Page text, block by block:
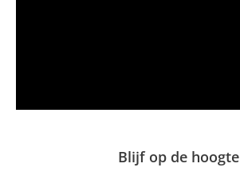
Blijf op de hoogte